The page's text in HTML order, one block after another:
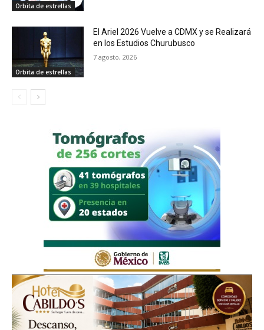
Orbita de estrellas
Orbita de estrellas
El Ariel 2026 Vuelve a CDMX y se Realizará
en los Estudios Churubusco
7 agosto, 2026